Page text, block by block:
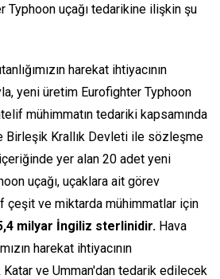
Typhoon uçağı tedarikine ilişkin şu
harekat ihtiyacının
yeni üretim Eurofighter Typhoon
mühimmatın tedariki kapsamında
Birleşik Krallık Devleti ile sözleşme
yer alan 20 adet yeni
uçağı, uçaklara ait görev
çeşit ve miktarda mühimmatlar için
milyar İngiliz sterlinidir. Hava
harekat ihtiyacının
Katar ve Umman'dan tedarik edilecek